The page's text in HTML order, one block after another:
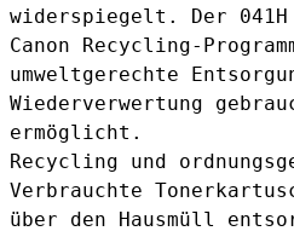
widerspiegelt. Der
Canon Recycling-
umweltgerechte
Wiederverwertung
ermöglicht.
Recycling und
Verbrauchte
über den Hausmüll